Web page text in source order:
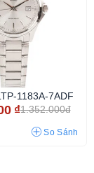
1183A-7ADF
₫1.352.000đ
So Sánh